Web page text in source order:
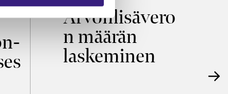
Arvonlisävero
n määrän
laskeminen